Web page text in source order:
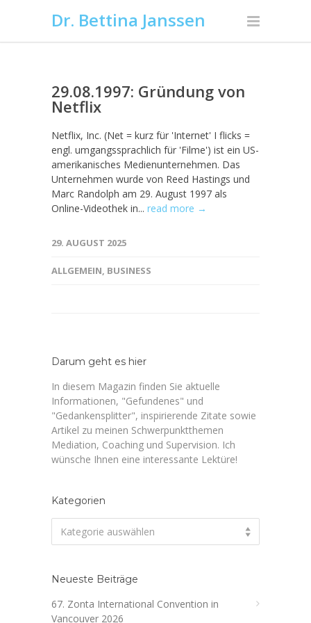
Dr. Bettina Janssen
29.08.1997: Gründung von
Netflix
Netflix, Inc. (Net = kurz für 'Internet' I flicks =
engl. umgangssprachlich für 'Filme') ist ein US-
amerikanisches Medienunternehmen. Das
Unternehmen wurde von Reed Hastings und
Marc Randolph am 29. August 1997 als
Online-Videothek in... read more →
29. AUGUST 2025
ALLGEMEIN, BUSINESS
Darum geht es hier
In diesem Magazin finden Sie aktuelle
Informationen, "Gefundenes" und
"Gedankensplitter", inspirierende Zitate sowie
Artikel zu meinen Schwerpunktthemen
Mediation, Coaching und Supervision. Ich
wünsche Ihnen eine interessante Lektüre!
Kategorien
Kategorie auswählen
Neueste Beiträge
67. Zonta International Convention in
Vancouver 2026